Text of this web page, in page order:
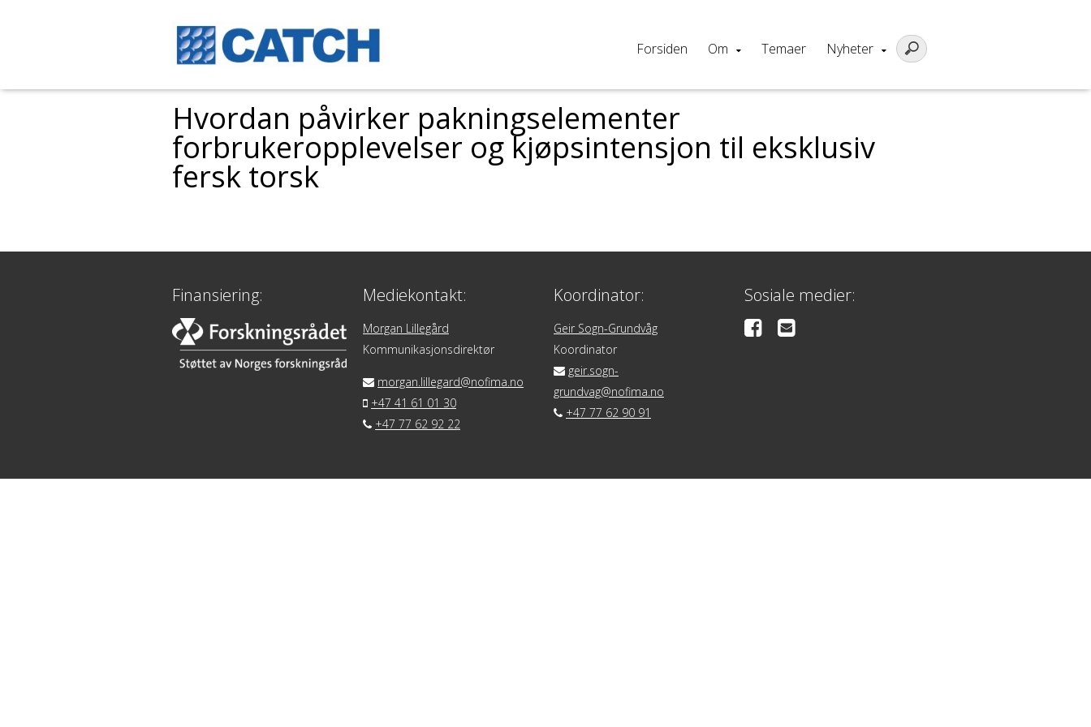
Forsiden Om Temaer Nyheter
Hvordan påvirker pakningselementer
forbrukeropplevelser og kjøpsintensjon til eksklusiv
fersk torsk
Finansiering: Mediekontakt:
Morgan Lillegård
Kommunikasjonsdirektør
morgan.lillegard@nofima.no
+47 41 61 01 30
+47 77 62 92 22
Koordinator:
Geir Sogn-Grundvåg
Koordinator
geir.sogn-
grundvag@nofima.no
+47 77 62 90 91
Sosiale medier: